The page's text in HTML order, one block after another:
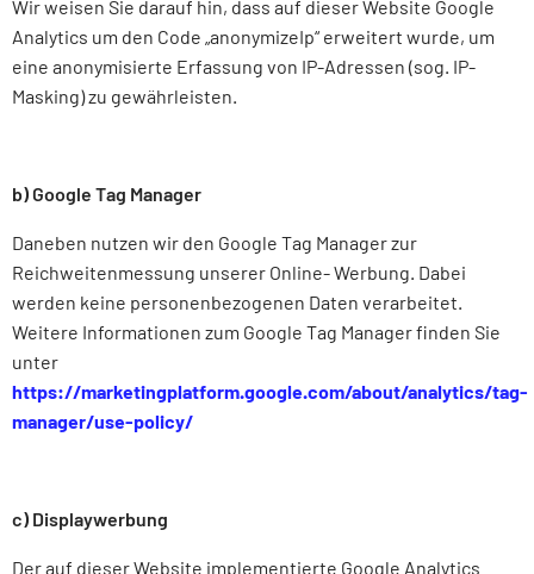
Wir weisen Sie darauf hin, dass auf dieser Website Google
Analytics um den Code „anonymizeIp“ erweitert wurde, um
eine anonymisierte Erfassung von IP-Adressen (sog. IP-
Masking) zu gewährleisten.
b) Google Tag Manager
Daneben nutzen wir den Google Tag Manager zur
Reichweitenmessung unserer Online- Werbung. Dabei
werden keine personenbezogenen Daten verarbeitet.
Weitere Informationen zum Google Tag Manager finden Sie
unter
https://marketingplatform.google.com/about/analytics/tag-
manager/use-policy/
c) Displaywerbung
Der auf dieser Website implementierte Google Analytics